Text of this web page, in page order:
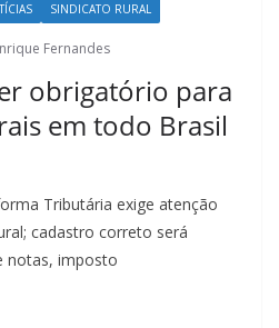
SINDICATO RURAL
Fernandes
obrigatório para
em todo Brasil
Tributária exige atenção
cadastro correto será
notas, imposto